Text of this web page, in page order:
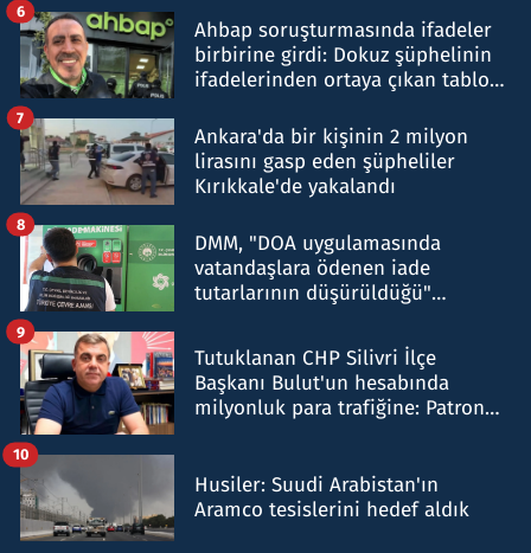
Ahbap soruşturmasında ifadeler
birbirine girdi: Dokuz şüphelinin
ifadelerinden ortaya çıkan tablo
6
Ankara'da bir kişinin 2 milyon
lirasını gasp eden şüpheliler
Kırıkkale'de yakalandı
7
DMM, "DOA uygulamasında
vatandaşlara ödenen iade
tutarlarının düşürüldüğü"
8
Tutuklanan CHP Silivri İlçe
Başkanı Bulut'un hesabında
milyonluk para trafiğine: Patron
9
Husiler: Suudi Arabistan'ın
Aramco tesislerini hedef aldık
10